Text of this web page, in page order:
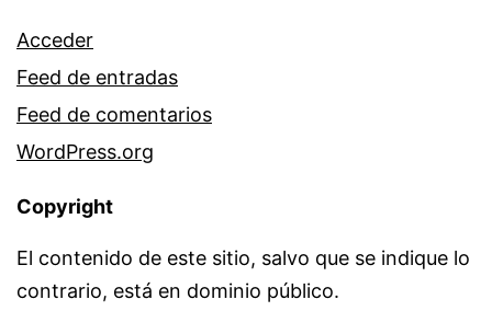
Acceder
Feed de entradas
Feed de comentarios
WordPress.org
Copyright
El contenido de este sitio, salvo que se indique lo
contrario, está en dominio público.